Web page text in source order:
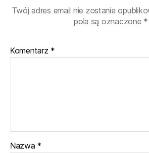
Twój adres email nie zostanie
pola są oznaczone *
Komentarz *
Nazwa *